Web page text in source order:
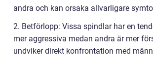
andra och kan orsaka allvarligare
2. Betförlopp: Vissa spindlar har en
mer aggressiva medan andra är mer
undviker direkt konfrontation med